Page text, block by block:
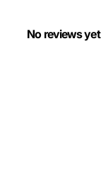
No reviews yet